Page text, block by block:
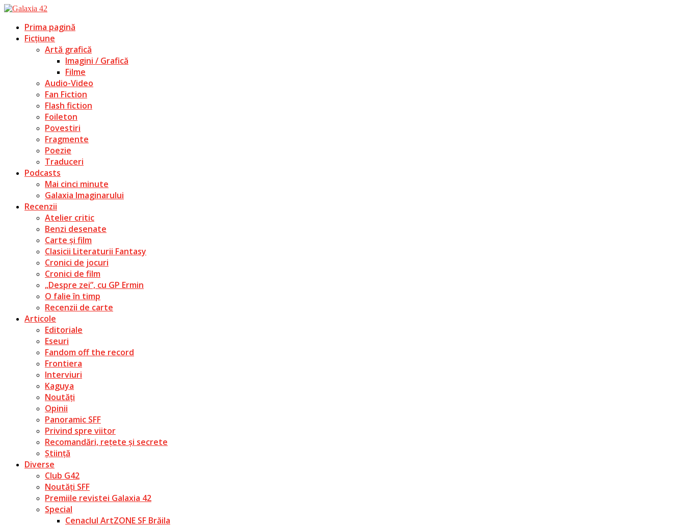
Prima pagină
Ficțiune
Artă grafică
Imagini / Grafică
Filme
Audio-Video
Fan Fiction
Flash fiction
Foileton
Povestiri
Fragmente
Poezie
Traduceri
Podcasts
Mai cinci minute
Galaxia Imaginarului
Recenzii
Atelier critic
Benzi desenate
Carte și film
Clasicii Literaturii Fantasy
Cronici de jocuri
Cronici de film
„Despre zei”, cu GP Ermin
O falie în timp
Recenzii de carte
Articole
Editoriale
Eseuri
Fandom off the record
Frontiera
Interviuri
Kaguya
Noutăți
Opinii
Panoramic SFF
Privind spre viitor
Recomandări, rețete și secrete
Știință
Diverse
Club G42
Noutăți SFF
Premiile revistei Galaxia 42
Special
Cenaclul ArtZONE SF Brăila